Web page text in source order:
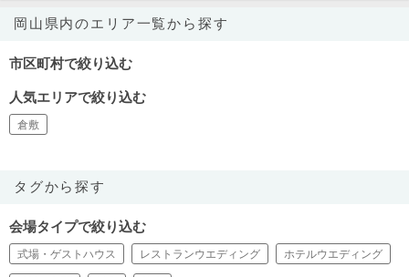
岡山県内のエリア一覧から探す
市区町村で絞り込む
人気エリアで絞り込む
倉敷
タグから探す
会場タイプで絞り込む
式場・ゲストハウス レストランウエディング ホテルウエディング